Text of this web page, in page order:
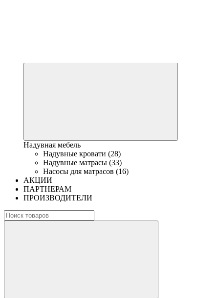
Надувная мебель
Надувные кровати (28)
Надувные матрасы (33)
Насосы для матрасов (16)
АКЦИИ
ПАРТНЕРАМ
ПРОИЗВОДИТЕЛИ